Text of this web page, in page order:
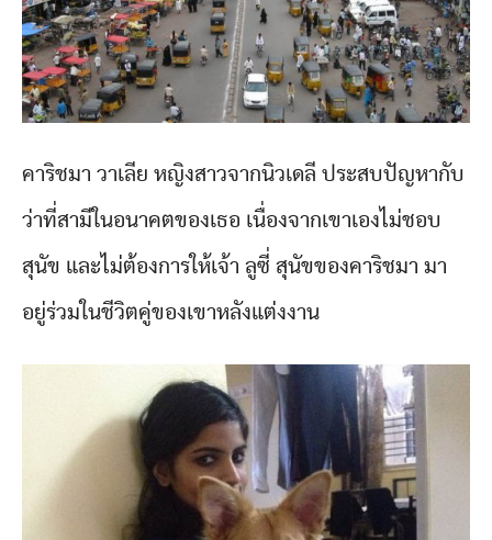
คาริชมา วาเลีย หญิงสาวจากนิวเดลี ประสบปัญหากับ
ว่าที่สามีในอนาคตของเธอ เนื่องจากเขาเองไม่ชอบ
สุนัข และไม่ต้องการให้เจ้า ลูซี่ สุนัขของคาริชมา มา
อยู่ร่วมในชีวิตคู่ของเขาหลังแต่งงาน